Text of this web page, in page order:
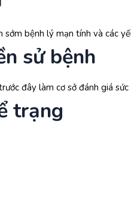
thường của các nhiễm sắc
lượng thai, đặc biệt quan
thai và dự kiến ngày sinh
sáng sau gáy nhằm dự
bộ cấu trúc giải phẫu của
sớm bệnh lý mạn tính và các
sử bệnh
đây làm cơ sở đánh giá sức
trạng